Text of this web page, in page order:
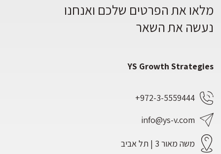
מלאו את הפרטים שלכם ואנחנו
נעשה את השאר
YS Growth Strategies
972-3-5559444+
info@ys-v.com
משה מאור 3 | תל אביב